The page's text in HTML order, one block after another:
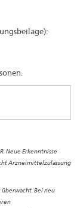
Neue Erkenntnisse
Arzneimittelzulassung
Bei neu